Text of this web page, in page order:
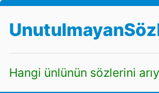
Hangi ünlünün sözlerini